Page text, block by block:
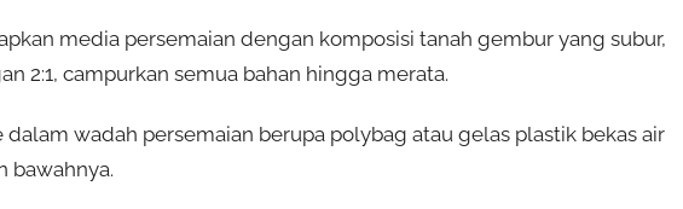
media persemaian dengan komposisi tanah gembur yang subur,
2:1, campurkan semua bahan hingga merata.
wadah persemaian berupa polybag atau gelas plastik bekas air
bawahnya.